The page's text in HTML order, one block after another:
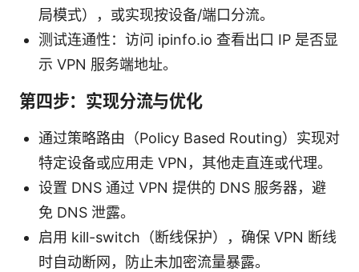
局模式），或实现按设备/端口分流。
测试连通性：访问 ipinfo.io 查看出口 IP 是否显
示 VPN 服务端地址。
第四步：实现分流与优化
通过策略路由（Policy Based Routing）实现对
特定设备或应用走 VPN，其他走直连或代理。
设置 DNS 通过 VPN 提供的 DNS 服务器，避
免 DNS 泄露。
启用 kill-switch（断线保护），确保 VPN 断线
时自动断网，防止未加密流量暴露。